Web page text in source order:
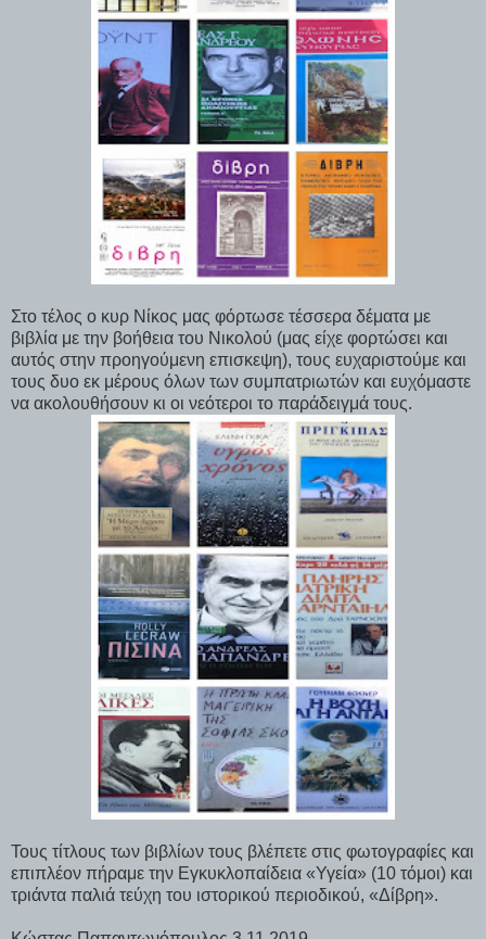
Στο τέλος ο κυρ Νίκος μας φόρτωσε τέσσερα δέματα με
βιβλία με την βοήθεια του Νικολού (μας είχε φορτώσει και
αυτός στην προηγούμενη επισκεψη), τους ευχαριστούμε και
τους δυο εκ μέρους όλων των συμπατριωτών και ευχόμαστε
να ακολουθήσουν κι οι νεότεροι το παράδειγμά τους.
Τους τίτλους των βιβλίων τους βλέπετε στις φωτογραφίες και
επιπλέον πήραμε την Εγκυκλοπαίδεια «Υγεία» (10 τόμοι) και
τριάντα παλιά τεύχη του ιστορικού περιοδικού, «Δίβρη».